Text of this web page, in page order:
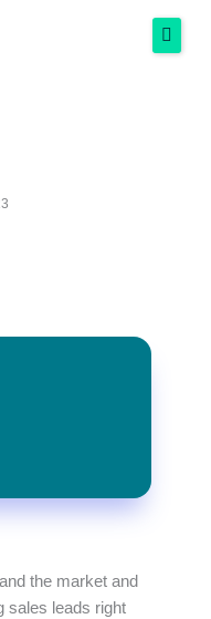
the market and
sales leads right